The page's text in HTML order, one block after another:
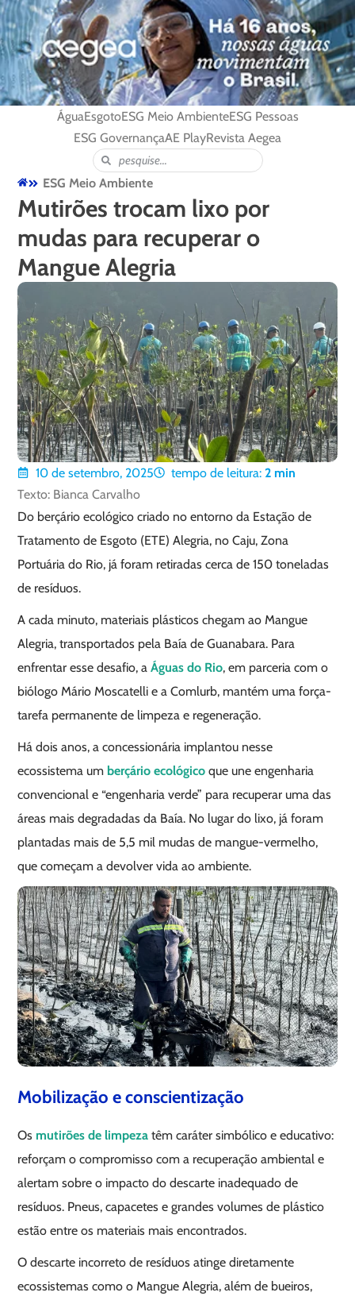
ÁguaEsgotoESG Meio AmbienteESG Pessoas
ESG GovernançaAE PlayRevista Aegea
ESG Meio Ambiente
Mutirões trocam lixo por
mudas para recuperar o
Mangue Alegria
10 de setembro, 2025 tempo de leitura: 2 min
Texto: Bianca Carvalho
Do berçário ecológico criado no entorno da Estação de
Tratamento de Esgoto (ETE) Alegria, no Caju, Zona
Portuária do Rio, já foram retiradas cerca de 150 toneladas
de resíduos.
A cada minuto, materiais plásticos chegam ao Mangue
Alegria, transportados pela Baía de Guanabara. Para
enfrentar esse desafio, aÁguas do Rio, em parceria com o
biólogo Mário Moscatelli e a Comlurb, mantém uma força-
tarefa permanente de limpeza e regeneração.
Há dois anos, a concessionária implantou nesse
ecossistema um berçário ecológico que une engenharia
convencional e “engenharia verde” para recuperar uma das
áreas mais degradadas da Baía. No lugar do lixo, já foram
plantadas mais de 5,5 mil mudas de mangue-vermelho,
que começam a devolver vida ao ambiente.
Mobilização e conscientização
Os mutirões de limpeza têm caráter simbólico e educativo:
reforçam o compromisso com a recuperação ambiental e
alertam sobre o impacto do descarte inadequado de
resíduos. Pneus, capacetes e grandes volumes de plástico
estão entre os materiais mais encontrados.
O descarte incorreto de resíduos atinge diretamente
ecossistemas como o Mangue Alegria, além de bueiros,